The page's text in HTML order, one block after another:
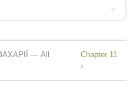
— All
Chapter 11
›